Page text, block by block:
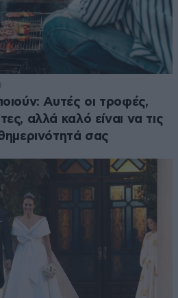
Αυτές οι τροφές,
αλλά καλό είναι να τις
σας